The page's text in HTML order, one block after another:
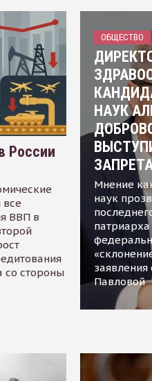
России
все
ВВП в
со стороны
ОБЩЕСТВО
НАУК
Мнение
наук
Павловой